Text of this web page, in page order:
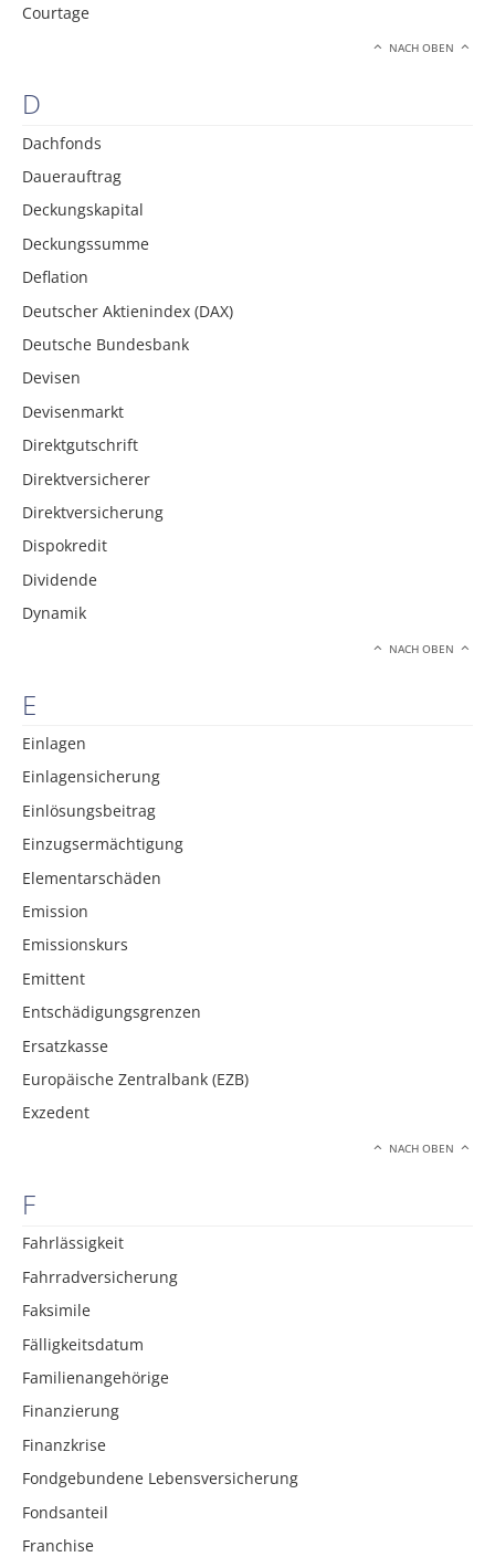
Courtage
NACH OBEN
D
Dachfonds
Dauerauftrag
Deckungskapital
Deckungssumme
Deflation
Deutscher Aktienindex (DAX)
Deutsche Bundesbank
Devisen
Devisenmarkt
Direktgutschrift
Direktversicherer
Direktversicherung
Dispokredit
Dividende
Dynamik
NACH OBEN
E
Einlagen
Einlagensicherung
Einlösungsbeitrag
Einzugsermächtigung
Elementarschäden
Emission
Emissionskurs
Emittent
Entschädigungsgrenzen
Ersatzkasse
Europäische Zentralbank (EZB)
Exzedent
NACH OBEN
F
Fahrlässigkeit
Fahrradversicherung
Faksimile
Fälligkeitsdatum
Familienangehörige
Finanzierung
Finanzkrise
Fondgebundene Lebensversicherung
Fondsanteil
Franchise